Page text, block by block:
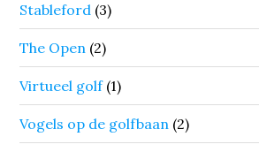
Stableford (3)
The Open (2)
Virtueel golf(1)
Vogels op de golfbaan (2)